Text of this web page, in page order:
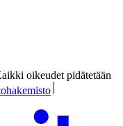
oikeudet pidätetään